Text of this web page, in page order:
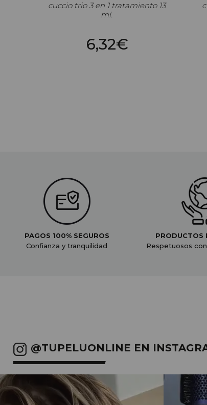
cuccio trio 3 en 1 tratamiento 13
ml.
6,32€
PAGOS 100% SEGUROS
Confianza y tranquilidad
PRODUCTOS
Respetuosos
@TUPELUONLINE EN